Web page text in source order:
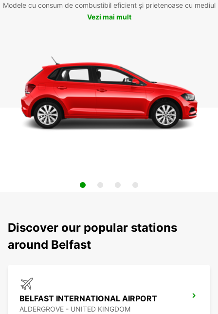
Modele cu consum de combustibil eficient și prietenoase cu mediul
Vezi mai mult
Discover our popular stations
around Belfast
BELFAST INTERNATIONAL AIRPORT
ALDERGROVE - UNITED KINGDOM